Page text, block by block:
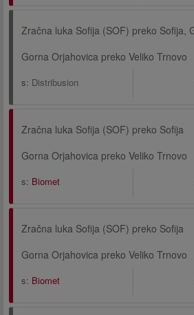
Gorna Orjahovica preko Veliko Trnovo
s: Distribusion
Zračna luka Sofija (SOF) preko Sofija
Gorna Orjahovica preko Veliko Trnovo
s: Biomet
Zračna luka Sofija (SOF) preko Sofija
Gorna Orjahovica preko Veliko Trnovo
s: Biomet